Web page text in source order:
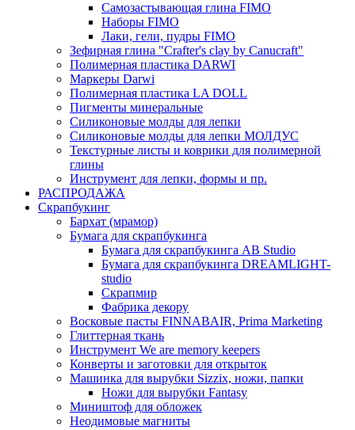
Самозастывающая глина FIMO
Наборы FIMO
Лаки, гели, пудры FIMO
Зефирная глина "Crafter's clay by Canucraft"
Полимерная пластика DARWI
Маркеры Darwi
Полимерная пластика LA DOLL
Пигменты минеральные
Силиконовые молды для лепки
Силиконовые молды для лепки МОЛДУС
Текстурные листы и коврики для полимерной
глины
Инструмент для лепки, формы и пр.
РАСПРОДАЖА
Скрапбукинг
Бархат (мрамор)
Бумага для скрапбукинга
Бумага для скрапбукинга AB Studio
Бумага для скрапбукинга DREAMLIGHT-
studio
Скрапмир
Фабрика декору
Восковые пасты FINNABAIR, Prima Marketing
Глиттерная ткань
Инструмент We are memory keepers
Конверты и заготовки для открыток
Машинка для вырубки Sizzix, ножи, папки
Ножи для вырубки Fantasy
Миништоф для обложек
Неодимовые магниты